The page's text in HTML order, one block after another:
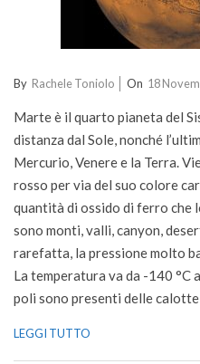
2020-
18
By Rachele Toniolo On 18
Marte è il quarto pianeta del
distanza dal Sole, nonché
Mercurio, Venere e la Terra.
rosso per via del suo colore
quantità di ossido di ferro che
sono monti, valli, canyon,
rarefatta, la pressione molto
La temperatura va da -140 °C
poli sono presenti delle
LEGGI TUTTO